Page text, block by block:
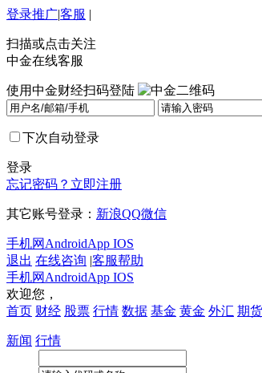
登录推广|客服 |
扫描或点击关注
中金在线客服
使用中金财经扫码登陆
下次自动登录
登录
忘记密码？ 立即注册
其它账号登录： 新浪QQ微信
手机网 AndroidApp IOS
退出 在线咨询 |客服帮助
手机网 AndroidApp IOS
欢迎您，
首页 财经 股票 行情 数据 基金 黄金 外汇 期货
新闻 行情